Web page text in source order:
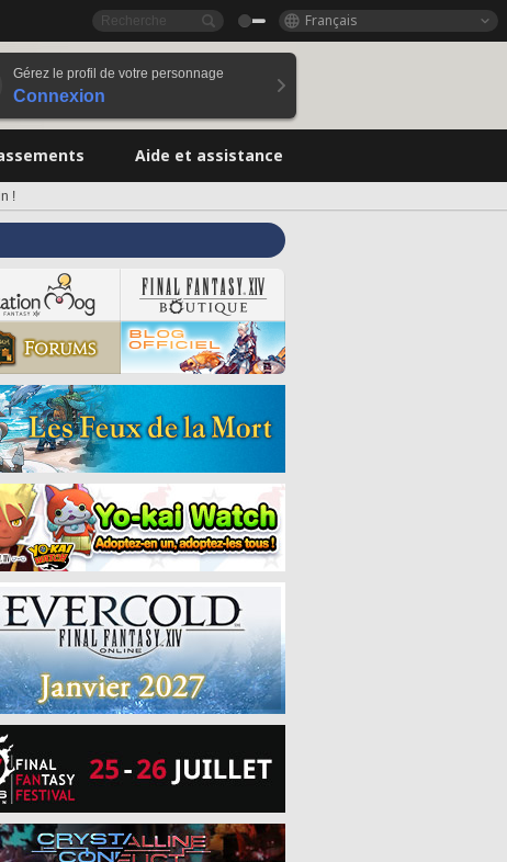
Français
Gérez le profil de votre personnage
Connexion
Aide et assistance
!